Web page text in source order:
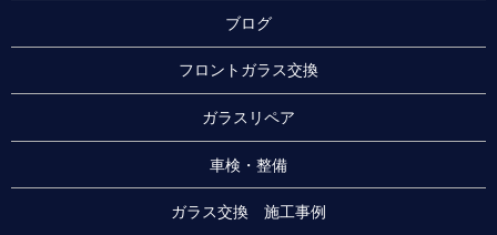
ブログ
フロントガラス交換
ガラスリペア
車検・整備
ガラス交換 施工事例